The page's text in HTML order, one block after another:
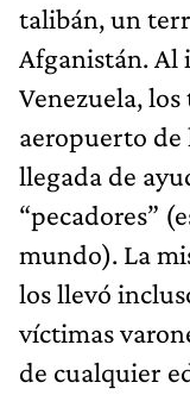
talibán, un
Afganistán. Al
Venezuela,
aeropuerto
llegada de
“pecadores”
mundo). La
los llevó
víctimas
de cualquier